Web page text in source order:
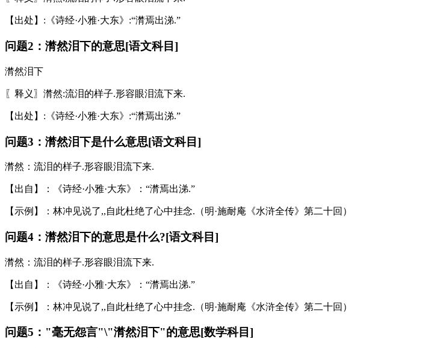
【出处】:《诗经·小雅·大东》:“潸焉出涕.”
问题2：潸然泪下的意思[语文科目]
潸然泪下
〖释义〗潸然:流泪的样子.形容眼泪流下来.
【出处】:《诗经·小雅·大东》:“潸焉出涕.”
问题3：潸然泪下是什么意思[语文科目]
潸然：流泪的样子.形容眼泪流下来.
【出自】：《诗经·小雅·大东》：“潸焉出涕.”
【示例】：林冲见说了,,自此杜绝了心中挂念.（明·施耐庵《水浒全传》第二十回）
问题4：潸然泪下的意思是什么?[语文科目]
潸然：流泪的样子.形容眼泪流下来.
【出自】：《诗经·小雅·大东》：“潸焉出涕.”
【示例】：林冲见说了,,自此杜绝了心中挂念.（明·施耐庵《水浒全传》第二十回）
问题5："毫无怨言"\"潸然泪下"的意思[数学科目]